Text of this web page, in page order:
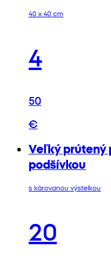
40 x 40 cm
4
50
€
Veľký prútený
podšívkou
s károvanou výstelkou
20